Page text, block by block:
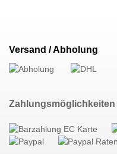
Versand / Abholung
Zahlungsmöglichkeiten